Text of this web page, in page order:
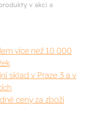
v akci a
více než 10 000
sklad v Praze 3 a v
ceny za zboží